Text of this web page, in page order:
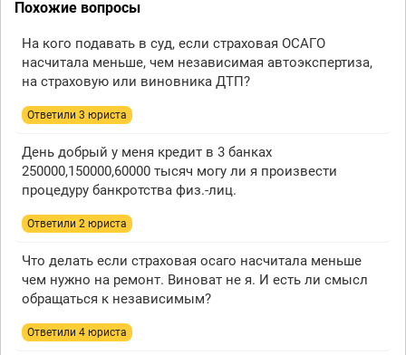
Похожие вопросы
На кого подавать в суд, если страховая ОСАГО
насчитала меньше, чем независимая автоэкспертиза,
на страховую или виновника ДТП?
Ответили 3 юристa
День добрый у меня кредит в 3 банках
250000,150000,60000 тысяч могу ли я произвести
процедуру банкротства физ.-лиц.
Ответили 2 юристa
Что делать если страховая осаго насчитала меньше
чем нужно на ремонт. Виноват не я. И есть ли смысл
обращаться к независимым?
Ответили 4 юристa